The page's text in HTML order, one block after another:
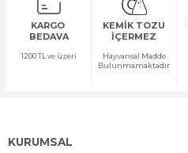
KARGO
BEDAVA
1200 TL ve üzeri
KEMİK TOZU
İÇERMEZ
Hayvansal Madde
Bulunmamaktadır
KURUMSAL